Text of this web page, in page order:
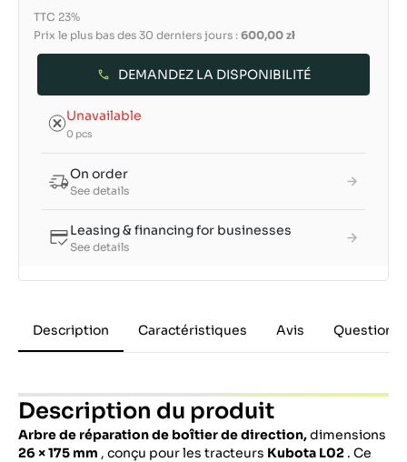
TTC 23%
Prix le plus bas des 30 derniers jours : 600,00 zł
DEMANDEZ LA DISPONIBILITÉ
Unavailable
0 pcs
On order
See details
Leasing & financing for businesses
See details
Description Caractéristiques Avis Questions
Description du produit
Arbre de réparation de boîtier de direction,dimensions
26 × 175 mm , conçu pour les tracteurs Kubota L02 . Ce